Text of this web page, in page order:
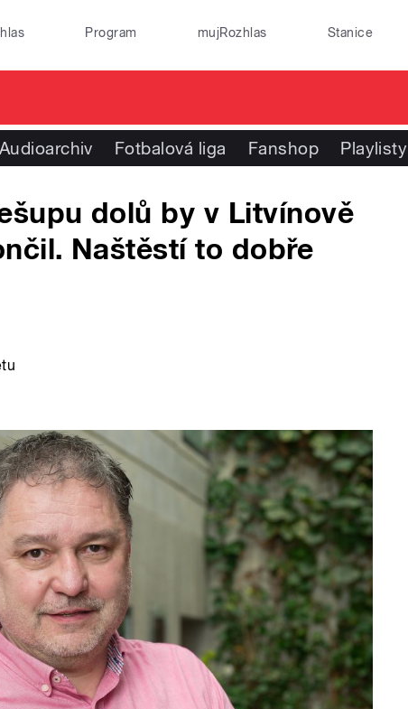
Program mujRozhlas Stanice
Audioarchiv Fotbalová liga Fanshop Playlisty
dolů by v Litvínově
Naštěstí to dobře